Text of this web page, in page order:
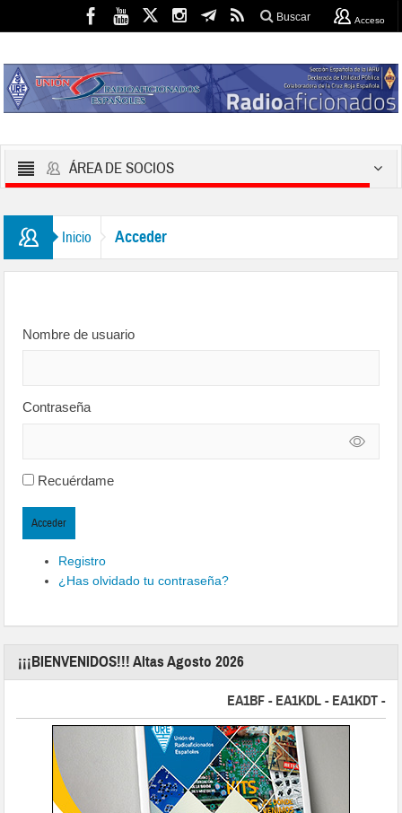
Buscar Acceso
ÁREA DE SOCIOS
Inicio Acceder
Nombre de usuario
Contraseña
Recuérdame
Acceder
Registro
¿Has olvidado tu contraseña?
¡¡¡BIENVENIDOS!!! Altas Agosto 2026
EA1BF - EA1KDL - EA1KDT -